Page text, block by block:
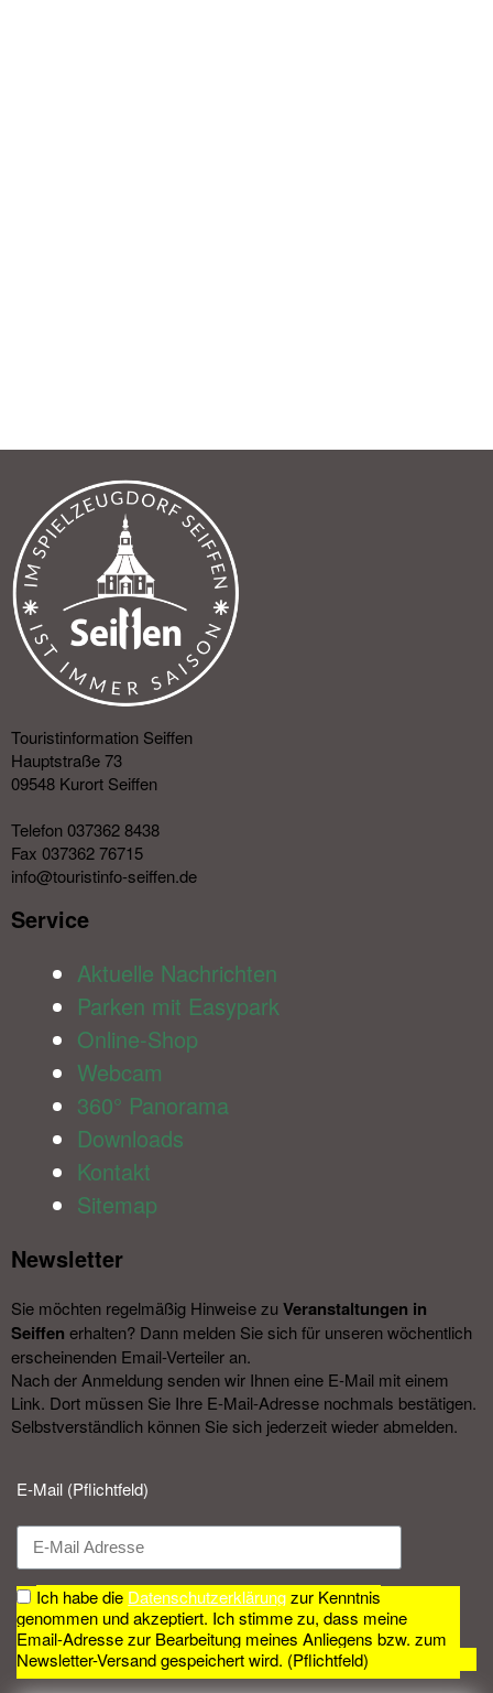
Touristinformation Seiffen
Hauptstraße 73
09548 Kurort Seiffen
Telefon 037362 8438
Fax 037362 76715
info@touristinfo-seiffen.de
Service​
Aktuelle Nachrichten
Parken mit Easypark
Online-Shop
Webcam
360° Panorama
Downloads
Kontakt
Sitemap
Newsletter​
Sie möchten regelmäßig Hinweise zu Veranstal­tungen in
Seiffen erhalten? Dann melden Sie sich für unseren wöchentlich
erscheinenden Email-Verteiler an.
Nach der Anmeldung senden wir Ihnen eine E-Mail mit einem
Link. Dort müssen Sie Ihre E-Mail-Adresse nochmals bestätigen.
Selbstverständlich können Sie sich jederzeit wieder abmelden.​
E-Mail (Pflichtfeld)
Ich habe die Datenschutzerklärungzur Kenntnis
genommen und akzeptiert. Ich stimme zu, dass meine
Email-Adresse zur Bearbeitung meines Anliegens bzw. zum
Newsletter-Versand gespeichert wird. (Pflichtfeld)